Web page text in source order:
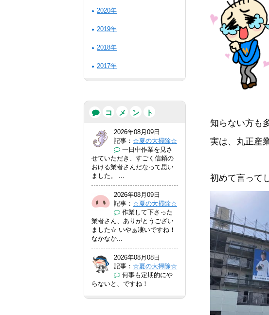
知らない方も
実は、丸正産
初めて言って
2020年
2019年
2018年
2017年
コ メ ン ト
2026年08月09日
記事： ☆夏の大掃除☆
一日中作業を見さ
せていただき、すごく信頼の
おける業者さんだなって思い
ました。 ...
2026年08月09日
記事： ☆夏の大掃除☆
作業して下さった
業者さん、ありがとうござい
ました☆ いやぁ凄いですね！
なかなか...
2026年08月08日
記事： ☆夏の大掃除☆
何事も定期的にや
らないと、ですね！